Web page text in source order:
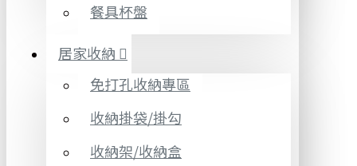
餐具杯盤
居家收納
免打孔收納專區
收納掛袋/掛勾
收納架/收納盒